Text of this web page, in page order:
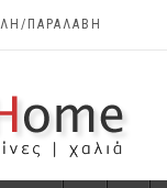
ΠΑΡΑΛΑΒΗ